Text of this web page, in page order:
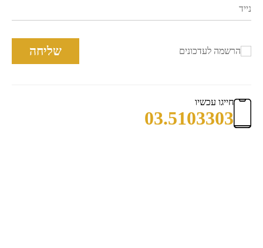
הרשמה לעדכונים שליחה
חייגו עכשיו
03.5103303